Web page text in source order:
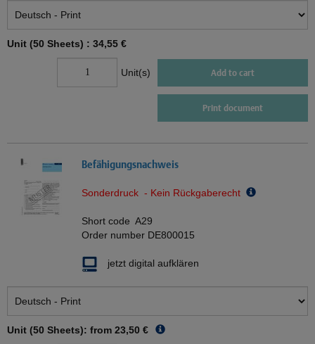
Unit (50 Sheets) : 34,55 €
Unit(s) Add to cart
Print document
Befähigungsnachweis
Sonderdruck - Kein Rückgaberecht
Short code A29
Order number DE800015
jetzt digital aufklären
Unit (50 Sheets): from 23,50 €